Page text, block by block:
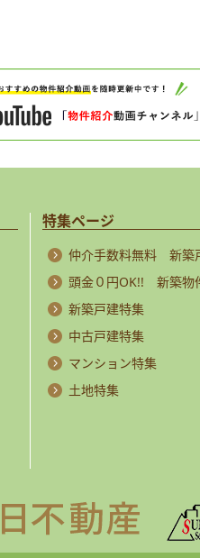
特集ページ
仲介手数料無料 新築
頭金０円OK!! 新築物
新築戸建特集
中古戸建特集
マンション特集
土地特集